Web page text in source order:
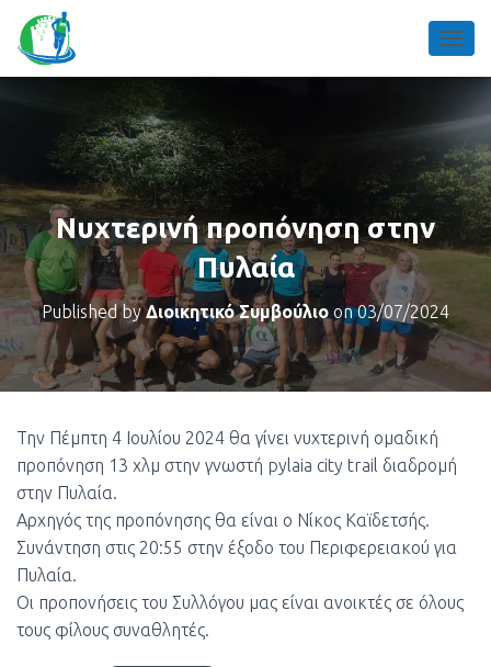
Νυχτερινή προπόνηση στην
Πυλαία
Published byΔιοικητικό Συμβούλιο on03/07/2024
Την Πέμπτη 4 Ιουλίου 2024 θα γίνει νυχτερινή ομαδική
προπόνηση 13 χλμ στην γνωστή pylaia city trail διαδρομή
στην Πυλαία.
Αρχηγός της προπόνησης θα είναι ο Νίκος Καϊδετσής.
Συνάντηση στις 20:55 στην έξοδο του Περιφερειακού για
Πυλαία.
Οι προπονήσεις του Συλλόγου μας είναι ανοικτές σε όλους
τους φίλους συναθλητές.